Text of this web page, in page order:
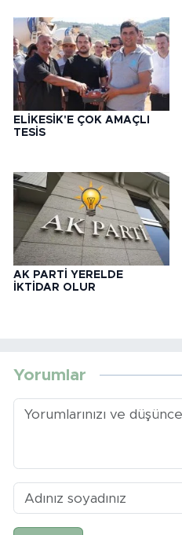
ELİKESİK'E ÇOK AMAÇLI
TESİS
AK PARTİ YERELDE
İKTİDAR OLUR
Yorumlar